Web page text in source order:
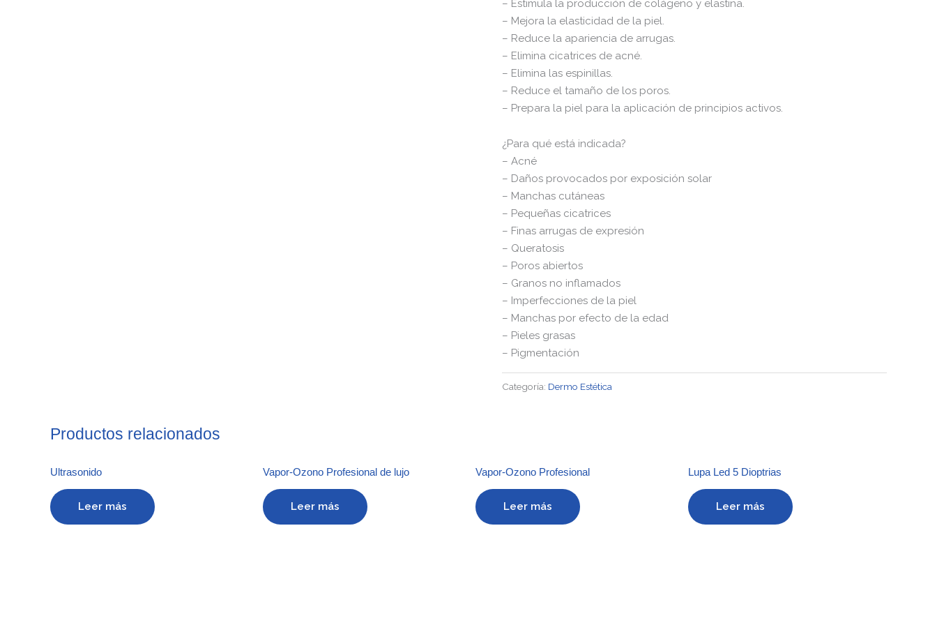
– Estimula la producción de colágeno y elastina.
– Mejora la elasticidad de la piel.
– Reduce la apariencia de arrugas.
– Elimina cicatrices de acné.
– Elimina las espinillas.
– Reduce el tamaño de los poros.
– Prepara la piel para la aplicación de principios activos.
¿Para qué está indicada?
– Acné
– Daños provocados por exposición solar
– Manchas cutáneas
– Pequeñas cicatrices
– Finas arrugas de expresión
– Queratosis
– Poros abiertos
– Granos no inflamados
– Imperfecciones de la piel
– Manchas por efecto de la edad
– Pieles grasas
– Pigmentación
Categoría: Dermo Estética
Productos relacionados
Ultrasonido
Leer más
Vapor-Ozono Profesional de lujo
Leer más
Vapor-Ozono Profesional
Leer más
Lupa Led 5 Dioptrias
Leer más